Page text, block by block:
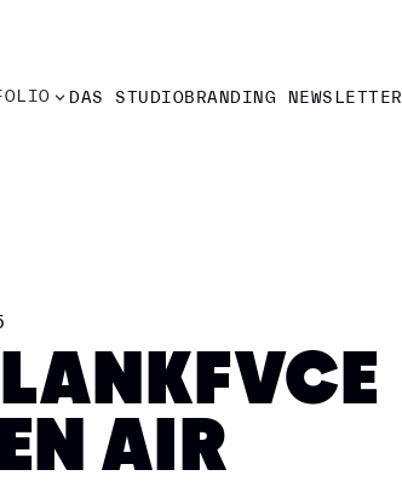
DAS STUDIOBRANDING NEWSLETTER
AIR